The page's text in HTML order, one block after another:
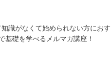
識がなくて始められない方におす
基礎を学べるメルマガ講座！